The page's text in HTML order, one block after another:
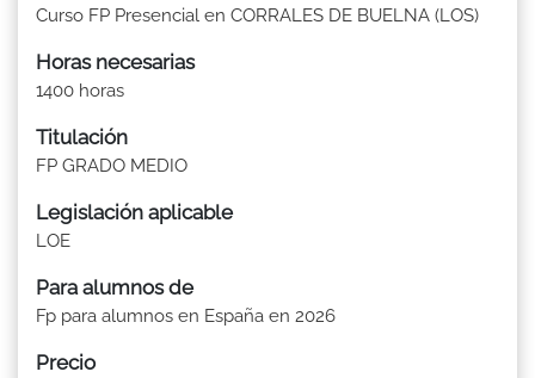
Curso FP Presencial en CORRALES DE BUELNA (LOS)
Horas necesarias
1400 horas
Titulación
FP GRADO MEDIO
Legislación aplicable
LOE
Para alumnos de
Fp para alumnos en España en 2026
Precio